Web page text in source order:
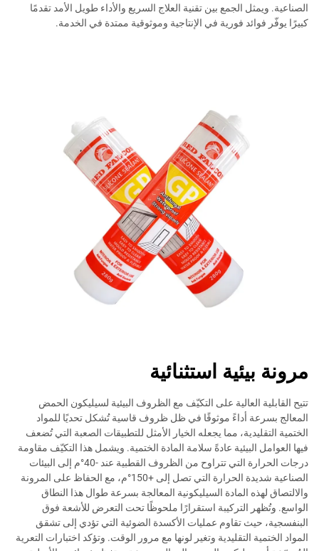
الصناعية. ويمثل الجمع بين تقنية العلاج السريع والأداء طويل الأمد تقدمًا
كبيرًا يوفّر فوائد فورية في الإنتاجية وموثوقية ممتدة في الخدمة.
مرونة بيئية استثنائية
تتيح القابلية العالية على التكيّف مع الظروف البيئية لسيليكون الحمض
المعالج بسرعة أداءً موثوقًا في ظل ظروف قاسية تُشكل تحديًا للمواد
الختمية التقليدية، مما يجعله الخيار الأمثل للتطبيقات الصعبة التي تُضعف
فيها العوامل البيئية عادةً سلامة المادة الختمية. ويشمل هذا التكيّف مقاومة
درجات الحرارة التي تتراوح من الظروف القطبية عند -40°م إلى البيئات
الصناعية شديدة الحرارة التي تصل إلى +150°م، مع الحفاظ على المرونة
والالتصاق لهذه المادة السيليكونية المعالجة بسرعة طوال هذا النطاق
الواسع. وتُظهر التركيبة استقرارًا ملحوظًا تحت التعرض للأشعة فوق
البنفسجية، حيث تقاوم عمليات الأكسدة الضوئية التي تؤدي إلى تشقق
المواد الختمية التقليدية وتغير لونها مع مرور الوقت. وتؤكد اختبارات التعرية